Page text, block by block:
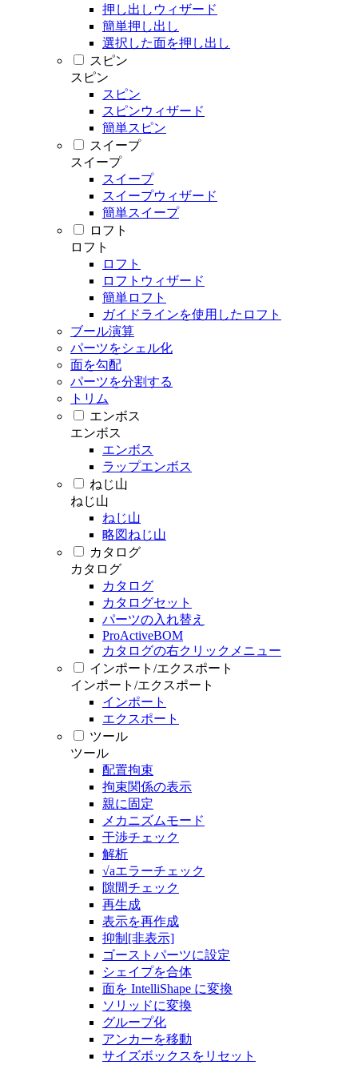
押し出しウィザード
簡単押し出し
選択した面を押し出し
スピン
スピン
スピン
スピンウィザード
簡単スピン
スイープ
スイープ
スイープ
スイープウィザード
簡単スイープ
ロフト
ロフト
ロフト
ロフトウィザード
簡単ロフト
ガイドラインを使用したロフト
ブール演算
パーツをシェル化
面を勾配
パーツを分割する
トリム
エンボス
エンボス
エンボス
ラップエンボス
ねじ山
ねじ山
ねじ山
略図ねじ山
カタログ
カタログ
カタログ
カタログセット
パーツの入れ替え
ProActiveBOM
カタログの右クリックメニュー
インポート/エクスポート
インポート/エクスポート
インポート
エクスポート
ツール
ツール
配置拘束
拘束関係の表示
親に固定
メカニズムモード
干渉チェック
解析
√aエラーチェック
隙間チェック
再生成
表示を再作成
抑制[非表示]
ゴーストパーツに設定
シェイプを合体
面を IntelliShape に変換
ソリッドに変換
グループ化
アンカーを移動
サイズボックスをリセット